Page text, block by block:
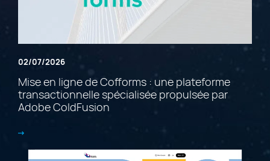
02/07/2026
Mise en ligne de Cofforms : une plateforme
transactionnelle spécialisée propulsée par
Adobe ColdFusion